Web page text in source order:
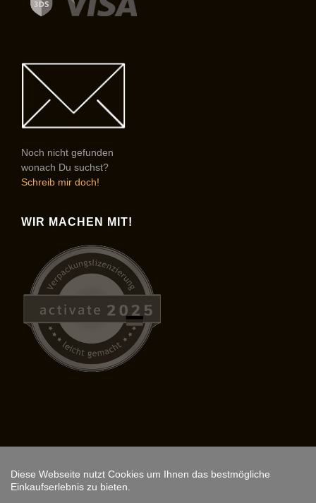
Noch nicht gefunden
wonach Du suchst?
Schreib mir doch!
WIR MACHEN MIT!
Copyright © 2026, ARS FANTASIO.
Diese Webseite nutzt Cookies um Ihnen das bestmögliche
Einkaufserlebnis zu bieten.